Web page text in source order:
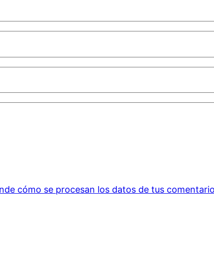
cómo se procesan los datos de tus